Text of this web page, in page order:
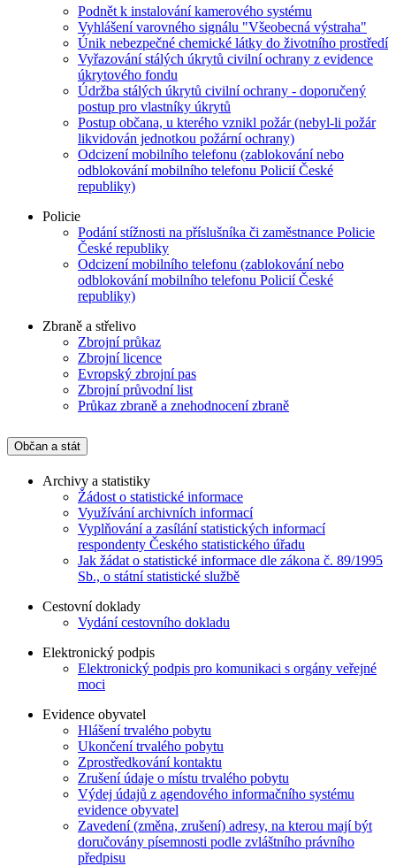
Podnět k instalování kamerového systému
Vyhlášení varovného signálu "Všeobecná výstraha"
Únik nebezpečné chemické látky do životního prostředí
Vyřazování stálých úkrytů civilní ochrany z evidence
úkrytového fondu
Údržba stálých úkrytů civilní ochrany - doporučený
postup pro vlastníky úkrytů
Postup občana, u kterého vznikl požár (nebyl-li požár
likvidován jednotkou požární ochrany)
Odcizení mobilního telefonu (zablokování nebo
odblokování mobilního telefonu Policií České
republiky)
Policie
Podání stížnosti na příslušníka či zaměstnance Policie
České republiky
Odcizení mobilního telefonu (zablokování nebo
odblokování mobilního telefonu Policií České
republiky)
Zbraně a střelivo
Zbrojní průkaz
Zbrojní licence
Evropský zbrojní pas
Zbrojní průvodní list
Průkaz zbraně a znehodnocení zbraně
Občan a stát
Archivy a statistiky
Žádost o statistické informace
Využívání archivních informací
Vyplňování a zasílání statistických informací
respondenty Českého statistického úřadu
Jak žádat o statistické informace dle zákona č. 89/1995
Sb., o státní statistické službě
Cestovní doklady
Vydání cestovního dokladu
Elektronický podpis
Elektronický podpis pro komunikaci s orgány veřejné
moci
Evidence obyvatel
Hlášení trvalého pobytu
Ukončení trvalého pobytu
Zprostředkování kontaktu
Zrušení údaje o místu trvalého pobytu
Výdej údajů z agendového informačního systému
evidence obyvatel
Zavedení (změna, zrušení) adresy, na kterou mají být
doručovány písemnosti podle zvláštního právního
předpisu